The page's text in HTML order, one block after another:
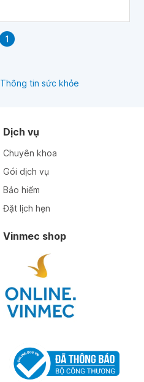
1
Thông tin sức khỏe
Dịch vụ
Chuyên khoa
Gói dịch vụ
Bảo hiểm
Đặt lịch hẹn
Vinmec shop